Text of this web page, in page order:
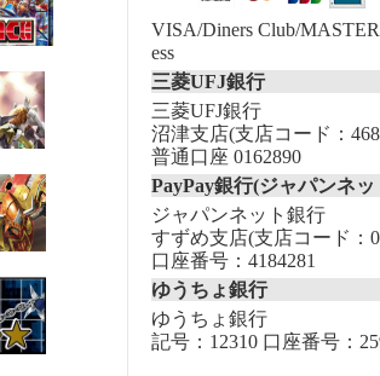
VISA/Diners Club/
ess
三菱UFJ銀行
三菱UFJ銀行
沼津支店(支店コード：
普通口座 0162890
PayPay銀行(ジャパンネ
ジャパンネット銀行
すずめ支店(支店コード：
口座番号：4184281
ゆうちょ銀行
ゆうちょ銀行
記号：12310 口座番号：